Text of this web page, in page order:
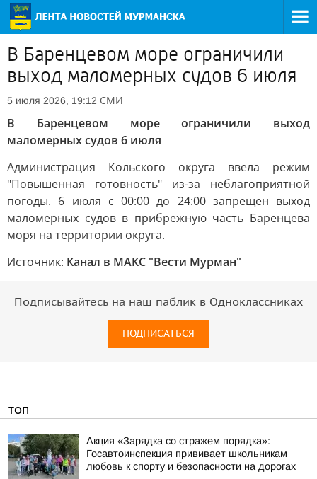
В Баренцевом море ограничили
выход маломерных судов 6 июля
5 июля 2026, 19:12 СМИ
В Баренцевом море ограничили выход
маломерных судов 6 июля
Администрация Кольского округа ввела режим
"Повышенная готовность" из-за неблагоприятной
погоды. 6 июля с 00:00 до 24:00 запрещен выход
маломерных судов в прибрежную часть Баренцева
моря на территории округа.
Источник: Канал в МАКС "Вести Мурман"
Подписывайтесь на наш паблик в Одноклассниках
ПОДПИСАТЬСЯ
ТОП
Акция «Зарядка со стражем порядка»:
Госавтоинспекция прививает школьникам
любовь к спорту и безопасности на дорогах